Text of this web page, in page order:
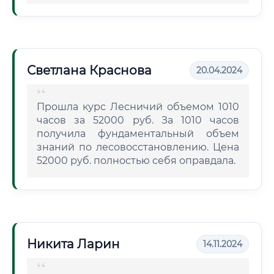
Светлана Краснова 20.04.2024
Прошла курс Лесничий объемом 1010
часов за 52000 руб. За 1010 часов
получила фундаментальный объем
знаний по лесовосстановлению. Цена
52000 руб. полностью себя оправдала.
Никита Ларин 14.11.2024